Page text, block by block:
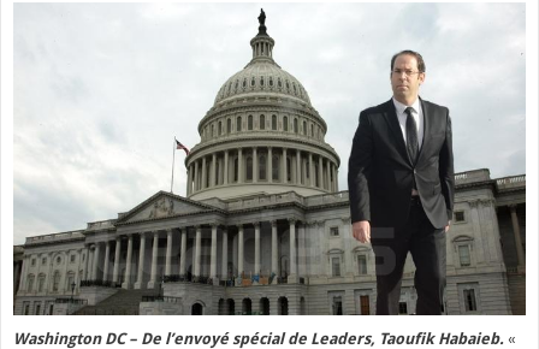
Washington DC – De l’envoyé spécial de Leaders, Taoufik Habaieb. «